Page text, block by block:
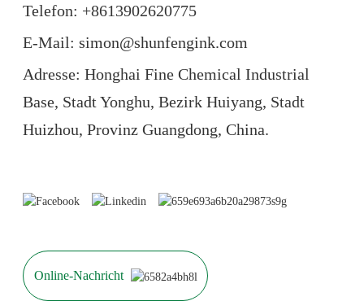
Telefon: +8613902620775
E-Mail: simon@shunfengink.com
Adresse: Honghai Fine Chemical Industrial
Base, Stadt Yonghu, Bezirk Huiyang, Stadt
Huizhou, Provinz Guangdong, China.
Online-Nachricht